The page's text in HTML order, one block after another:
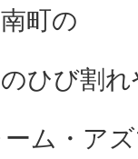
町の
ひび割
ム・ア